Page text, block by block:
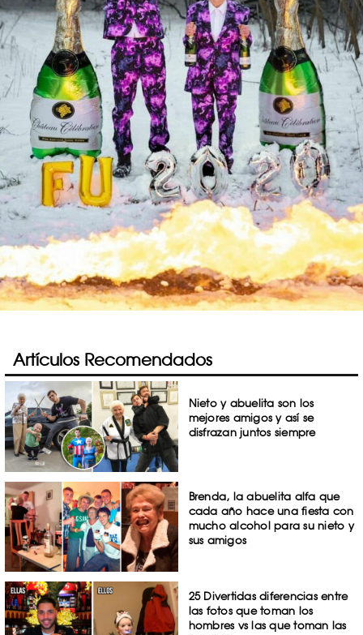
Artículos Recomendados
Nieto y abuelita son los
mejores amigos y así se
disfrazan juntos siempre
Brenda, la abuelita alfa que
cada año hace una fiesta con
mucho alcohol para su nieto y
sus amigos
25 Divertidas diferencias entre
las fotos que toman los
hombres vs las que toman las